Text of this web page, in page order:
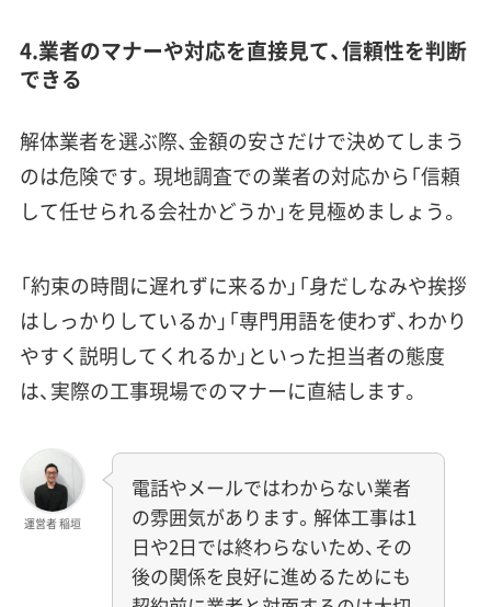
4.業者のマナーや対応を直接見て、信頼性を判断
できる
解体業者を選ぶ際、金額の安さだけで決めてしまう
のは危険です。現地調査での業者の対応から「信頼
して任せられる会社かどうか」を見極めましょう。
「約束の時間に遅れずに来るか」「身だしなみや挨拶
はしっかりしているか」「専門用語を使わず、わかり
やすく説明してくれるか」といった担当者の態度
は、実際の工事現場でのマナーに直結します。
運営者 稲垣
電話やメールではわからない業者
の雰囲気があります。解体工事は1
日や2日では終わらないため、その
後の関係を良好に進めるためにも